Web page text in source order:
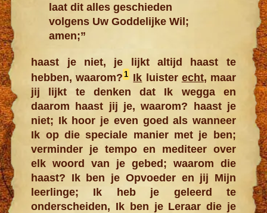
laat dit alles geschieden
volgens Uw Goddelijke Wil;
amen;”
haast je niet, je lijkt altijd haast te
hebben, waarom?1 Ik luister echt, maar
jij lijkt te denken dat Ik wegga en
daarom haast jij je, waarom? haast je
niet; Ik hoor je even goed als wanneer
Ik op die speciale manier met je ben;
verminder je tempo en mediteer over
elk woord van je gebed; waarom die
haast? Ik ben je Opvoeder en jij Mijn
leerlinge; Ik heb je geleerd te
onderscheiden, Ik ben je Leraar die je